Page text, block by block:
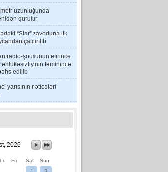
uzunluğunda
qurulur
“Star” zavoduna ilk
çatdırılıb
radio-şousunun efirində
təminində
edilib
yarısının nəticələri
2026
Fri Sat Sun